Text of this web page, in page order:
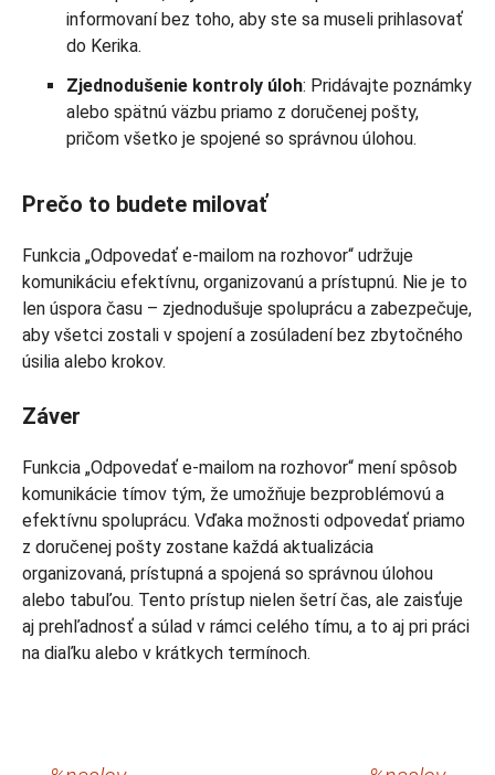
informovaní bez toho, aby ste sa museli prihlasovať
do Kerika.
Zjednodušenie kontroly úloh: Pridávajte poznámky
alebo spätnú väzbu priamo z doručenej pošty,
pričom všetko je spojené so správnou úlohou.
Prečo to budete milovať
Funkcia „Odpovedať e-mailom na rozhovor“ udržuje
komunikáciu efektívnu, organizovanú a prístupnú. Nie je to
len úspora času – zjednodušuje spoluprácu a zabezpečuje,
aby všetci zostali v spojení a zosúladení bez zbytočného
úsilia alebo krokov.
Záver
Funkcia „Odpovedať e-mailom na rozhovor“ mení spôsob
komunikácie tímov tým, že umožňuje bezproblémovú a
efektívnu spoluprácu. Vďaka možnosti odpovedať priamo
z doručenej pošty zostane každá aktualizácia
organizovaná, prístupná a spojená so správnou úlohou
alebo tabuľou. Tento prístup nielen šetrí čas, ale zaisťuje
aj prehľadnosť a súlad v rámci celého tímu, a to aj pri práci
na diaľku alebo v krátkych termínoch.